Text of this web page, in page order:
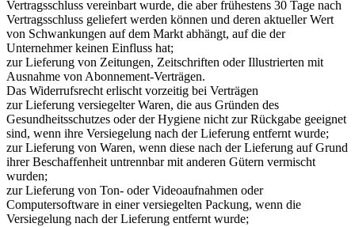
Vertragsschluss vereinbart wurde, die aber frühestens 30 Tage nach
Vertragsschluss geliefert werden können und deren aktueller Wert
von Schwankungen auf dem Markt abhängt, auf die der
Unternehmer keinen Einfluss hat;
zur Lieferung von Zeitungen, Zeitschriften oder Illustrierten mit
Ausnahme von Abonnement-Verträgen.
Das Widerrufsrecht erlischt vorzeitig bei Verträgen
zur Lieferung versiegelter Waren, die aus Gründen des
Gesundheitsschutzes oder der Hygiene nicht zur Rückgabe geeignet
sind, wenn ihre Versiegelung nach der Lieferung entfernt wurde;
zur Lieferung von Waren, wenn diese nach der Lieferung auf Grund
ihrer Beschaffenheit untrennbar mit anderen Gütern vermischt
wurden;
zur Lieferung von Ton- oder Videoaufnahmen oder
Computersoftware in einer versiegelten Packung, wenn die
Versiegelung nach der Lieferung entfernt wurde;